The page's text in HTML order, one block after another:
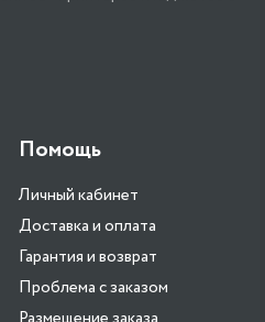
Помощь
Личный кабинет
Доставка и оплата
Гарантия и возврат
Проблема с заказом